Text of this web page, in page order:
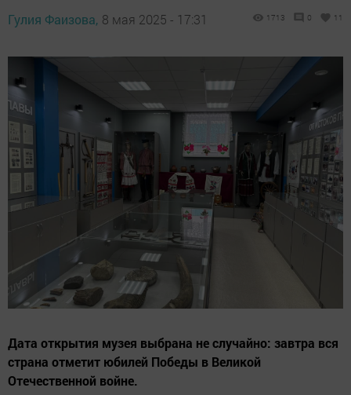
Гулия Фаизова, 8 мая 2025 - 17:31 1713 0 11
Дата открытия музея выбрана не случайно: завтра вся
страна отметит юбилей Победы в Великой
Отечественной войне.